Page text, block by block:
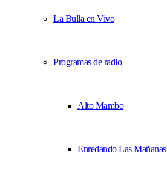
La Bulla en Vivo
Programas de radio
Alto Mambo
Enredando Las Mañanas